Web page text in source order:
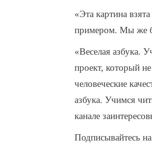
«Эта картина
примером. Мы же
«Веселая азбука.
проект, который
человеческие
азбука. Учимся
канале
Подписывайтесь